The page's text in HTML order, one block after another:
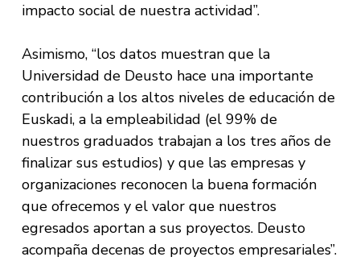
impacto social de nuestra actividad”.
Asimismo, “los datos muestran que la
Universidad de Deusto hace una importante
contribución a los altos niveles de educación de
Euskadi, a la empleabilidad (el 99% de
nuestros graduados trabajan a los tres años de
finalizar sus estudios) y que las empresas y
organizaciones reconocen la buena formación
que ofrecemos y el valor que nuestros
egresados aportan a sus proyectos. Deusto
acompaña decenas de proyectos empresariales”.